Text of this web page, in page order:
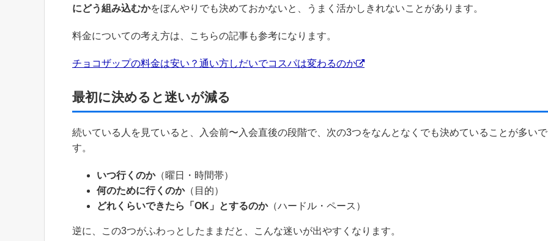
にどう組み込むかをぼんやりでも決めておかないと、うまく活かしきれないことがあります。
料金についての考え方は、こちらの記事も参考になります。
チョコザップの料金は安い？通い方しだいでコスパは変わるのか
最初に決めると迷いが減る
続いている人を見ていると、入会前〜入会直後の段階で、次の3つをなんとなくでも決めていることが多いで
す。
いつ行くのか（曜日・時間帯）
何のために行くのか（目的）
どれくらいできたら「OK」とするのか（ハードル・ペース）
逆に、この3つがふわっとしたままだと、こんな迷いが出やすくなります。